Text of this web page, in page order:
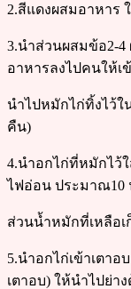
2.สีแดงผสมอาหาร
3.นำส่วนผสมข้อ2-
อาหารลงไปคนให้เ
นำไปหมักไก่ทิ้งไว้ใ
คืน)
4.นำอกไก่ที่หมักไว้
ไฟอ่อน ประมาณ10
ส่วนน้ำหมักที่เหลือเ
5.นำอกไก่เข้าเตา
เตาอบ) ให้นำไปย่า